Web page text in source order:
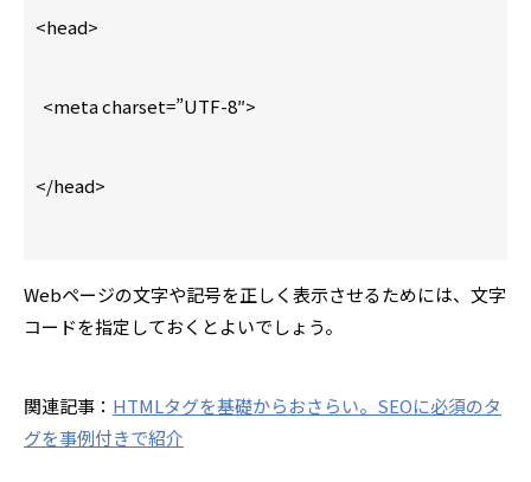
<head>
<meta charset=”UTF-8″>
</head>
Webページの文字や記号を正しく表示させるためには、文字
コードを指定しておくとよいでしょう。
関連記事： HTMLタグを基礎からおさらい。SEOに必須のタ
グを事例付きで紹介